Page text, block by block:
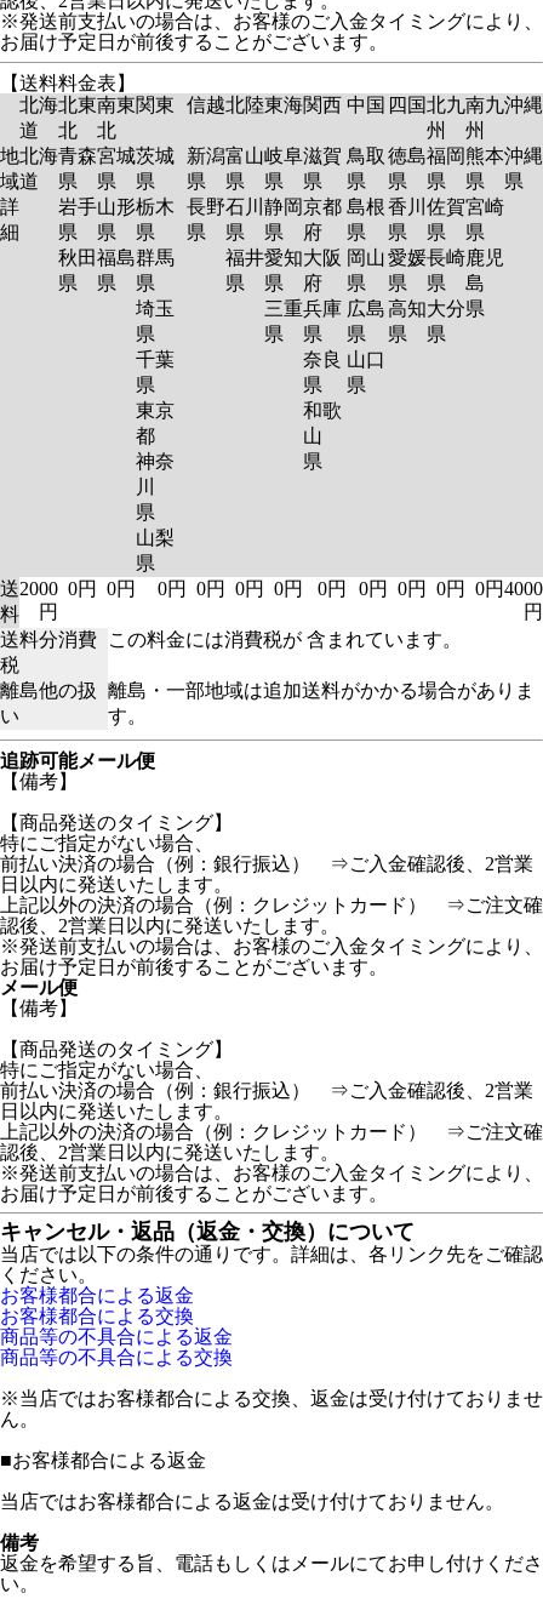
※発送前支払いの場合は、お客様のご入金タイミングにより、
お届け予定日が前後することがございます。
【送料料金表】
北海
道
北東
北
南東
北
関東 信越北陸東海関西 中国 四国北九
州
南九
州
沖縄
地
域
詳
細
北海
道
青森
県
岩手
県
秋田
県
宮城
県
山形
県
福島
県
茨城
県
栃木
県
群馬
県
埼玉
県
千葉
県
東京
都
神奈
川
県
山梨
県
新潟
県
長野
県
富山
県
石川
県
福井
県
岐阜
県
静岡
県
愛知
県
三重
県
滋賀
県
京都
府
大阪
府
兵庫
県
奈良
県
和歌
山
県
鳥取
県
島根
県
岡山
県
広島
県
山口
県
徳島
県
香川
県
愛媛
県
高知
県
福岡
県
佐賀
県
長崎
県
大分
県
熊本
県
宮崎
県
鹿児
島
県
沖縄
県
送
料
2000
円
0円 0円 0円 0円 0円 0円 0円 0円 0円 0円 0円4000
円
送料分消費
税
この料金には消費税が 含まれています。
離島他の扱
い
離島・一部地域は追加送料がかかる場合がありま
す。
追跡可能メール便
【備考】
【商品発送のタイミング】
特にご指定がない場合、
前払い決済の場合（例：銀行振込） ⇒ご入金確認後、2営業
日以内に発送いたします。
上記以外の決済の場合（例：クレジットカード） ⇒ご注文確
認後、2営業日以内に発送いたします。
※発送前支払いの場合は、お客様のご入金タイミングにより、
お届け予定日が前後することがございます。
メール便
【備考】
【商品発送のタイミング】
特にご指定がない場合、
前払い決済の場合（例：銀行振込） ⇒ご入金確認後、2営業
日以内に発送いたします。
上記以外の決済の場合（例：クレジットカード） ⇒ご注文確
認後、2営業日以内に発送いたします。
※発送前支払いの場合は、お客様のご入金タイミングにより、
お届け予定日が前後することがございます。
キャンセル・返品（返金・交換）について
当店では以下の条件の通りです。詳細は、各リンク先をご確認
ください。
お客様都合による返金
お客様都合による交換
商品等の不具合による返金
商品等の不具合による交換
※当店ではお客様都合による交換、返金は受け付けておりませ
ん。
■お客様都合による返金
当店ではお客様都合による返金は受け付けておりません。
備考
返金を希望する旨、電話もしくはメールにてお申し付けくださ
い。